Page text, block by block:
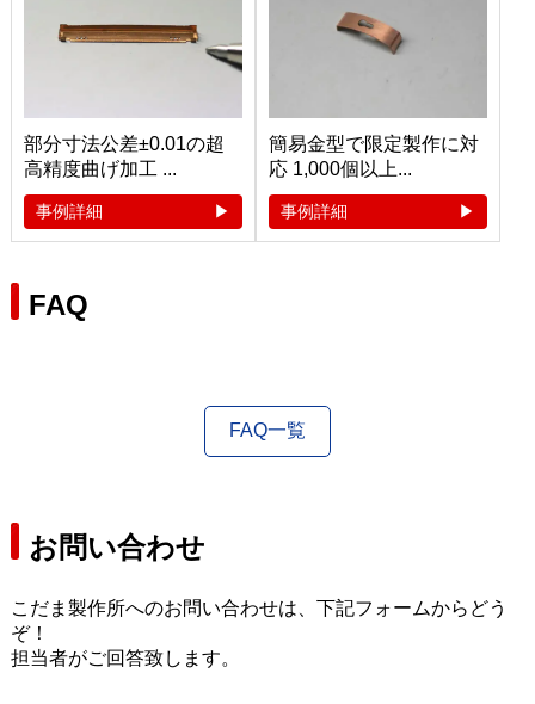
部分寸法公差±0.01の超
高精度曲げ加工 ...
事例詳細
簡易金型で限定製作に対
応 1,000個以上...
事例詳細
FAQ
FAQ一覧
お問い合わせ
こだま製作所へのお問い合わせは、下記フォームからどう
ぞ！
担当者がご回答致します。